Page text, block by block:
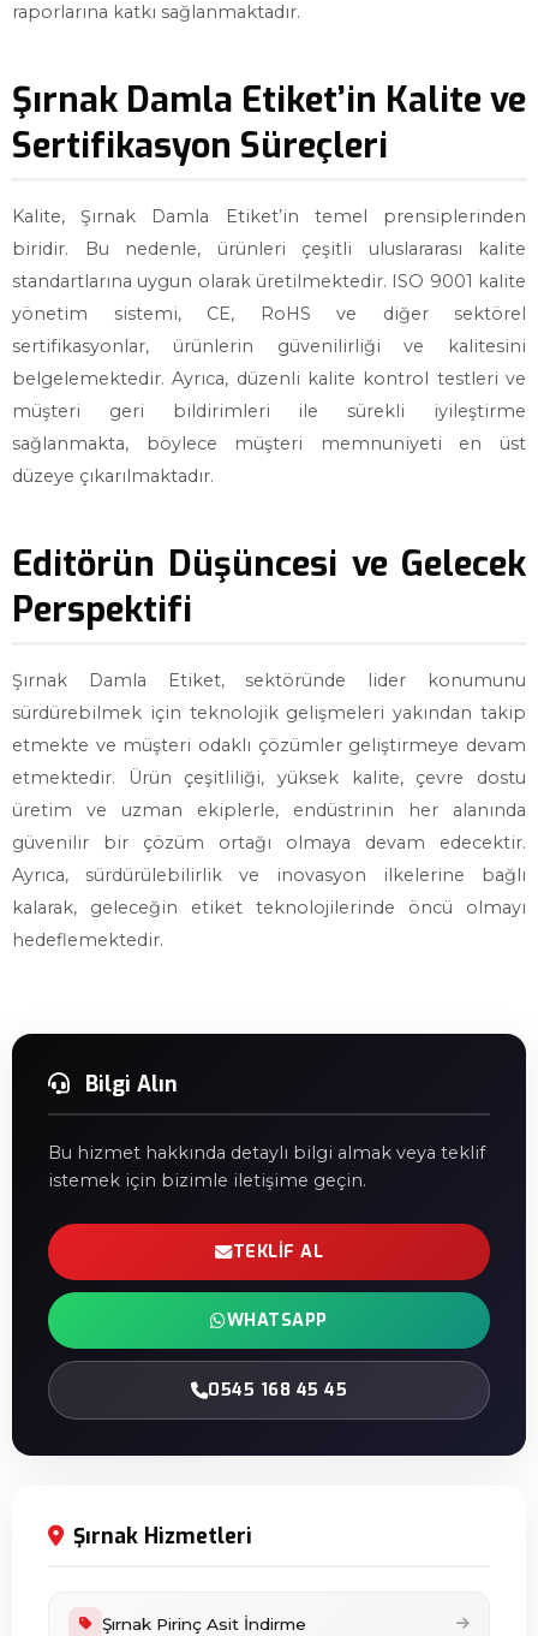
raporlarına katkı sağlanmaktadır.
Şırnak Damla Etiket’in Kalite ve
Sertifikasyon Süreçleri
Kalite, Şırnak Damla Etiket’in temel prensiplerinden
biridir. Bu nedenle, ürünleri çeşitli uluslararası kalite
standartlarına uygun olarak üretilmektedir. ISO 9001 kalite
yönetim sistemi, CE, RoHS ve diğer sektörel
sertifikasyonlar, ürünlerin güvenilirliği ve kalitesini
belgelemektedir. Ayrıca, düzenli kalite kontrol testleri ve
müşteri geri bildirimleri ile sürekli iyileştirme
sağlanmakta, böylece müşteri memnuniyeti en üst
düzeye çıkarılmaktadır.
Editörün Düşüncesi ve Gelecek
Perspektifi
Şırnak Damla Etiket, sektöründe lider konumunu
sürdürebilmek için teknolojik gelişmeleri yakından takip
etmekte ve müşteri odaklı çözümler geliştirmeye devam
etmektedir. Ürün çeşitliliği, yüksek kalite, çevre dostu
üretim ve uzman ekiplerle, endüstrinin her alanında
güvenilir bir çözüm ortağı olmaya devam edecektir.
Ayrıca, sürdürülebilirlik ve inovasyon ilkelerine bağlı
kalarak, geleceğin etiket teknolojilerinde öncü olmayı
hedeflemektedir.
Bilgi Alın
Bu hizmet hakkında detaylı bilgi almak veya teklif
istemek için bizimle iletişime geçin.
TEKLIF AL
WHATSAPP
0545 168 45 45
Şırnak Hizmetleri
Şırnak Pirinç Asit İndirme